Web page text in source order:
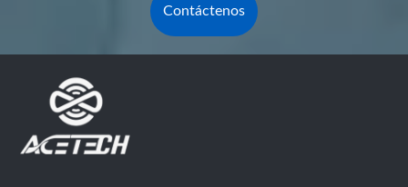
Contáctenos